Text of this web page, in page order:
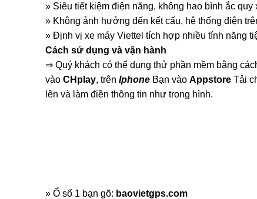
» Siêu tiết kiệm điện năng, không hao bình ắc quy
» Không ảnh hưởng đến kết cấu, hệ thống điện
» Định vị xe máy Viettel tích hợp nhiều tính năng
Cách sử dụng và vận hành
⇒ Quý khách có thể dụng thử phần mềm bằng
vào CHplay, trên Iphone Bạn vào Appstore Tải
lên và làm điền thông tin như trong hình.
» Ổ số 1 bạn gõ: baovietgps.com